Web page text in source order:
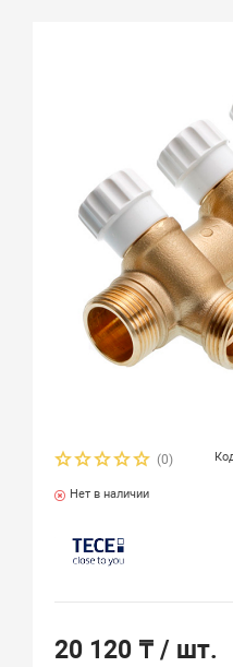
(0)
Нет в наличии
20 120 ₸/ шт.